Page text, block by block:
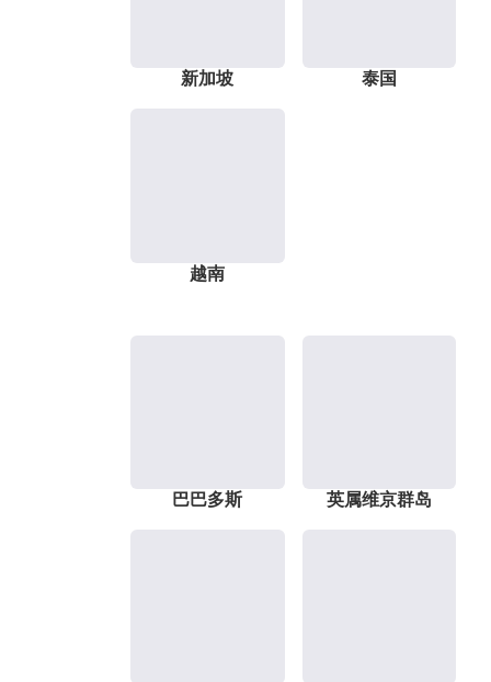
新加坡 泰国
越南
巴巴多斯 英属维京群岛